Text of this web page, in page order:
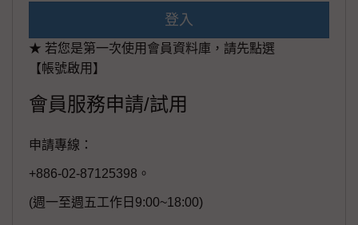
登入
★ 若您是第一次使用會員資料庫，請先點選
【帳號啟用】
會員服務申請/試用
申請專線：
+886-02-87125398。
(週一至週五工作日9:00~18:00)